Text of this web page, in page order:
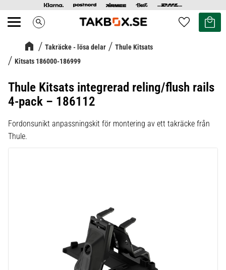
Meny search Favoriter
Kundvagn
Takräcke - lösa delar
Thule Kitsats
Kitsats 186000-186999
Thule Kitsats integrerad reling/flush rails
4-pack – 186112
Fordonsunikt anpassningskit för montering av ett takräcke från
Thule.